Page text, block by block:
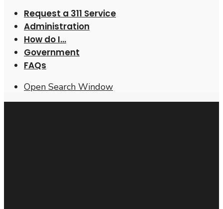
Request a 311 Service
Administration
How do I…
Government
FAQs
Open Search Window